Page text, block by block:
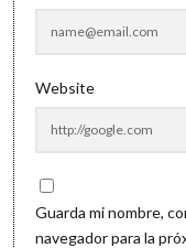
Website
Guarda mi nombre,
navegador para la